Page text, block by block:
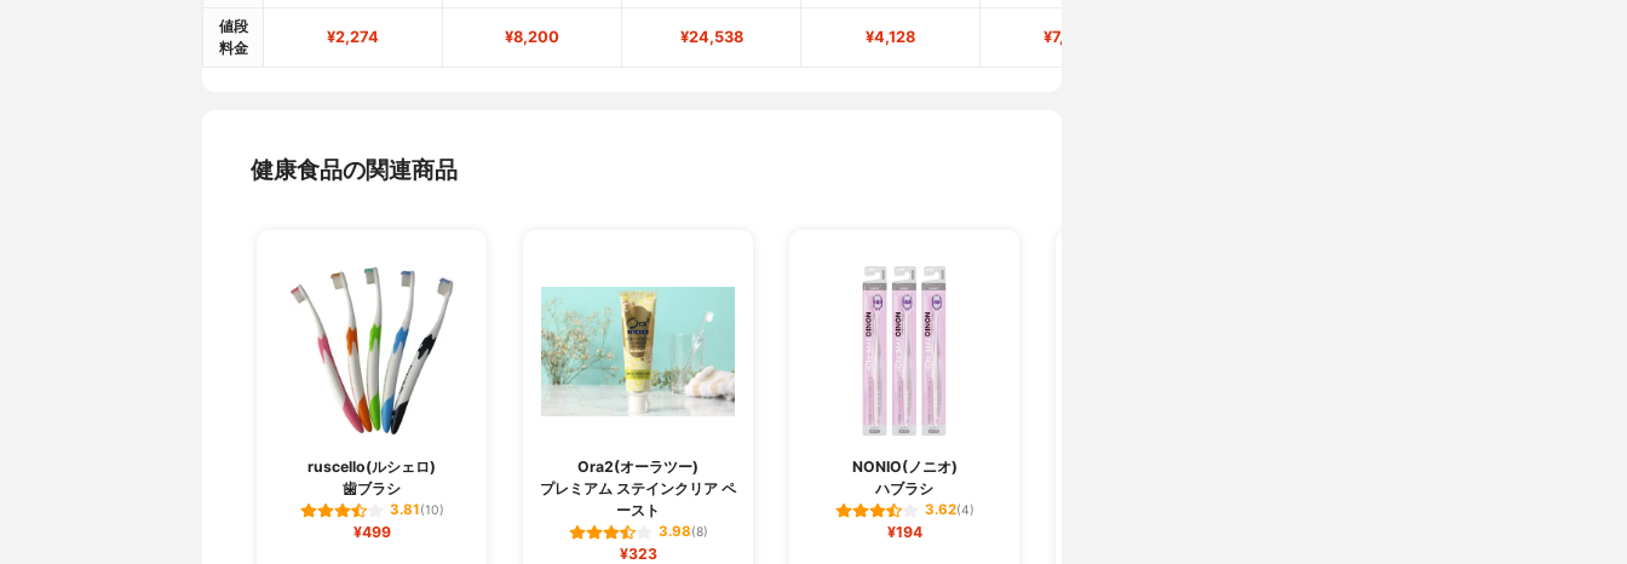
値段
料金
¥2,274 ¥8,200 ¥24,538 ¥4,128 ¥7,800
健康食品の関連商品
ruscello(ルシェロ)
歯ブラシ
3.81(10)
¥499
Ora2(オーラツー)
プレミアム ステインクリア ペ
ースト
3.98(8)
¥323
NONIO(ノニオ)
ハブラシ
3.62(4)
¥194